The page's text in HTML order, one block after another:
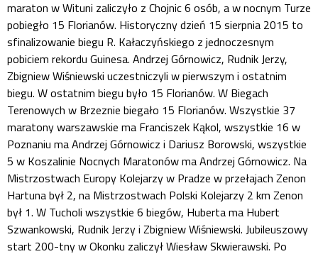
maraton w Wituni zaliczyło z Chojnic 6 osób, a w nocnym Turze
pobiegło 15 Florianów. Historyczny dzień 15 sierpnia 2015 to
sfinalizowanie biegu R. Kałaczyńskiego z jednoczesnym
pobiciem rekordu Guinesa. Andrzej Górnowicz, Rudnik Jerzy,
Zbigniew Wiśniewski uczestniczyli w pierwszym i ostatnim
biegu. W ostatnim biegu było 15 Florianów. W Biegach
Terenowych w Brzeznie biegało 15 Florianów. Wszystkie 37
maratony warszawskie ma Franciszek Kąkol, wszystkie 16 w
Poznaniu ma Andrzej Górnowicz i Dariusz Borowski, wszystkie
5 w Koszalinie Nocnych Maratonów ma Andrzej Górnowicz. Na
Mistrzostwach Europy Kolejarzy w Pradze w przełajach Zenon
Hartuna był 2, na Mistrzostwach Polski Kolejarzy 2 km Zenon
był 1. W Tucholi wszystkie 6 biegów, Huberta ma Hubert
Szwankowski, Rudnik Jerzy i Zbigniew Wiśniewski. Jubileuszowy
start 200-tny w Okonku zaliczył Wiesław Skwierawski. Po